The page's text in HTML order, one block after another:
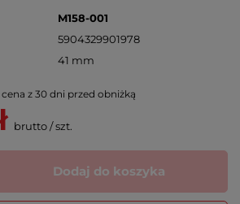
M158-001
5904329901978
41 mm
cena z 30 dni przed obniżką
brutto/szt.
Dodaj do koszyka